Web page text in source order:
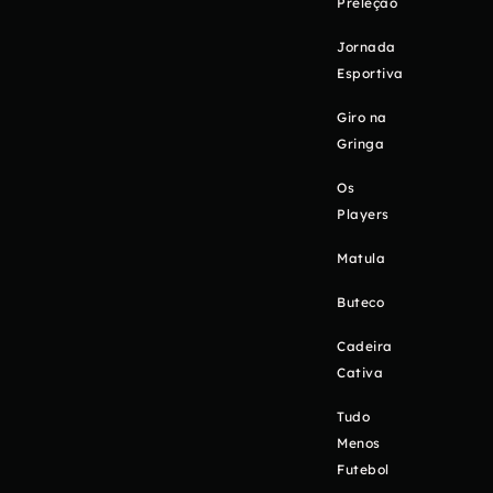
Jornada
Esportiva
Giro na
Gringa
Os
Players
Matula
Buteco
Cadeira
Cativa
Tudo
Menos
Futebol